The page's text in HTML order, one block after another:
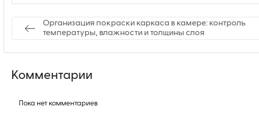
Организация покраски каркаса в камере: контроль
температуры, влажности и толщины слоя
Комментарии
Пока нет комментариев